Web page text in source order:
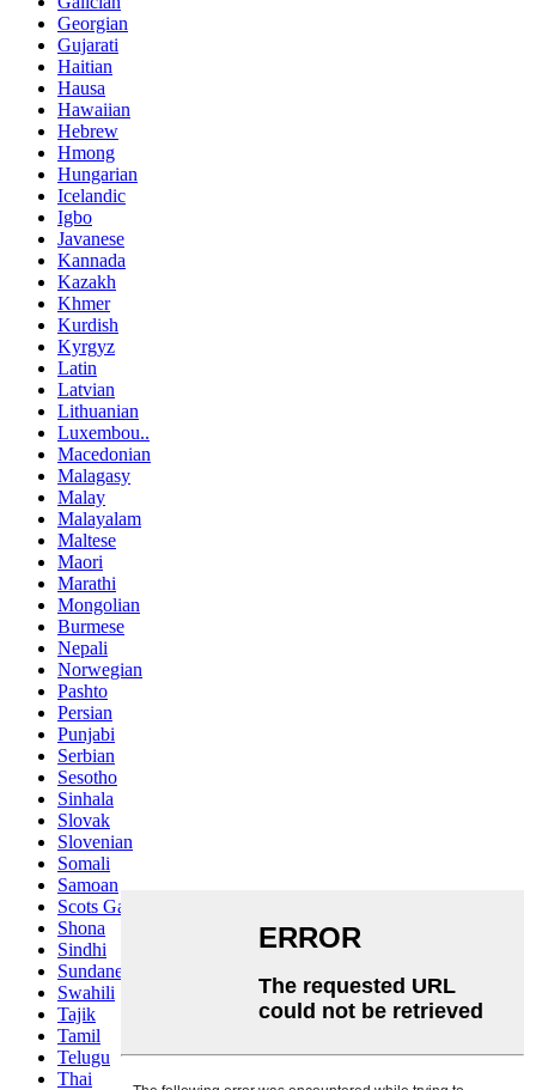
Georgian
Gujarati
Haitian
Hausa
Hawaiian
Hebrew
Hmong
Hungarian
Icelandic
Igbo
Javanese
Kannada
Kazakh
Khmer
Kurdish
Kyrgyz
Latin
Latvian
Lithuanian
Luxembou..
Macedonian
Malagasy
Malay
Malayalam
Maltese
Maori
Marathi
Mongolian
Burmese
Nepali
Norwegian
Pashto
Persian
Punjabi
Serbian
Sesotho
Sinhala
Slovak
Slovenian
Somali
Samoan
Scots Gaelic
Shona
Sindhi
Sundanese
Swahili
Tajik
Tamil
Telugu
Thai